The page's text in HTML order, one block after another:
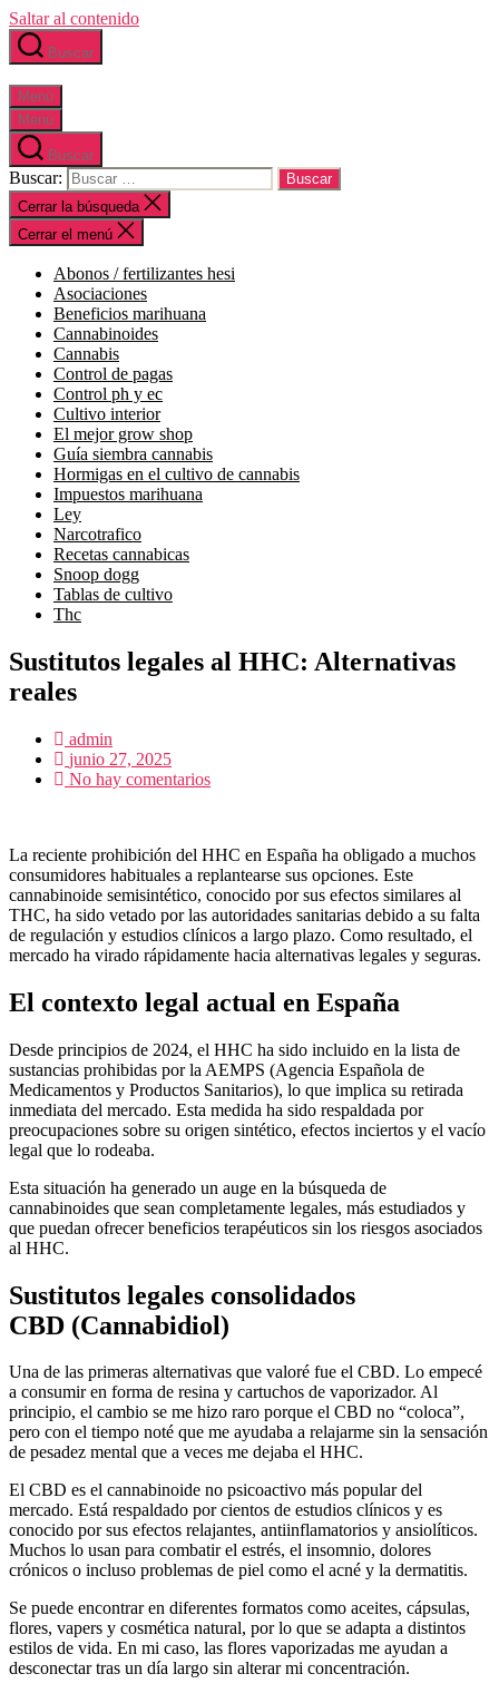
Saltar al contenido
Buscar
Menú
Menú
Buscar
Buscar:
Cerrar la búsqueda
Cerrar el menú
abonos / fertilizantes hesi
asociaciones
beneficios marihuana
cannabinoides
cannabis
control de pagas
control ph y ec
cultivo interior
el mejor grow shop
guía siembra cannabis
hormigas en el cultivo de cannabis
impuestos marihuana
ley
narcotrafico
recetas cannabicas
snoop dogg
tablas de cultivo
thc
Sustitutos legales al HHC: Alternativas
reales
admin
junio 27, 2025
No hay comentarios
La reciente prohibición del HHC en España ha obligado a muchos
consumidores habituales a replantearse sus opciones. Este
cannabinoide semisintético, conocido por sus efectos similares al
THC, ha sido vetado por las autoridades sanitarias debido a su falta
de regulación y estudios clínicos a largo plazo. Como resultado, el
mercado ha virado rápidamente hacia alternativas legales y seguras.
El contexto legal actual en España
Desde principios de 2024, el HHC ha sido incluido en la lista de
sustancias prohibidas por la AEMPS (Agencia Española de
Medicamentos y Productos Sanitarios), lo que implica su retirada
inmediata del mercado. Esta medida ha sido respaldada por
preocupaciones sobre su origen sintético, efectos inciertos y el vacío
legal que lo rodeaba.
Esta situación ha generado un auge en la búsqueda de
cannabinoides que sean completamente legales, más estudiados y
que puedan ofrecer beneficios terapéuticos sin los riesgos asociados
al HHC.
Sustitutos legales consolidados
CBD (Cannabidiol)
Una de las primeras alternativas que valoré fue el CBD. Lo empecé
a consumir en forma de resina y cartuchos de vaporizador. Al
principio, el cambio se me hizo raro porque el CBD no “coloca”,
pero con el tiempo noté que me ayudaba a relajarme sin la sensación
de pesadez mental que a veces me dejaba el HHC.
El CBD es el cannabinoide no psicoactivo más popular del
mercado. Está respaldado por cientos de estudios clínicos y es
conocido por sus efectos relajantes, antiinflamatorios y ansiolíticos.
Muchos lo usan para combatir el estrés, el insomnio, dolores
crónicos o incluso problemas de piel como el acné y la dermatitis.
Se puede encontrar en diferentes formatos como aceites, cápsulas,
flores, vapers y cosmética natural, por lo que se adapta a distintos
estilos de vida. En mi caso, las flores vaporizadas me ayudan a
desconectar tras un día largo sin alterar mi concentración.